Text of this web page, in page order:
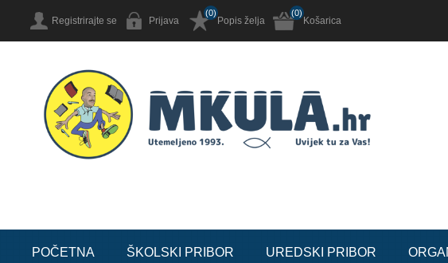
Registrirajte se Prijava Popis želja
(0)
Košarica
(0)
POČETNA ŠKOLSKI PRIBOR UREDSKI PRIBOR